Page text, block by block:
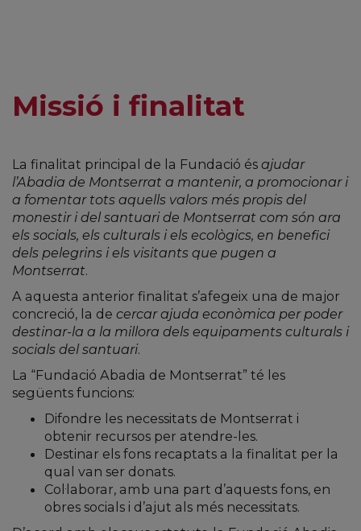
Missió i finalitat
La finalitat principal de la Fundació és ajudar
l’Abadia de Montserrat a mantenir, a promocionar i
a fomentar tots aquells valors més propis del
monestir i del santuari de Montserrat com són ara
els socials, els culturals i els ecològics, en benefici
dels pelegrins i els visitants que pugen a
Montserrat.
A aquesta anterior finalitat s’afegeix una de major
concreció, la de cercar ajuda econòmica per poder
destinar-la a la millora dels equipaments culturals i
socials del santuari.
La “Fundació Abadia de Montserrat” té les
següents funcions:
Difondre les necessitats de Montserrat i
obtenir recursos per atendre-les.
Destinar els fons recaptats a la finalitat per la
qual van ser donats.
Col·laborar, amb una part d’aquests fons, en
obres socials i d’ajut als més necessitats.